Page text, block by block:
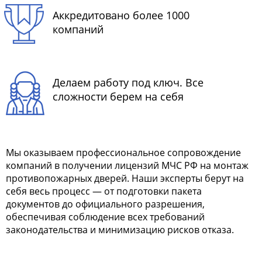
Аккредитовано более 1000
компаний
Делаем работу под ключ. Все
сложности берем на себя
Мы оказываем профессиональное сопровождение
компаний в получении лицензий МЧС РФ на монтаж
противопожарных дверей. Наши эксперты берут на
себя весь процесс — от подготовки пакета
документов до официального разрешения,
обеспечивая соблюдение всех требований
законодательства и минимизацию рисков отказа.